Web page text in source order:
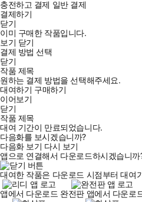
충전하고 결제 일반 결제
결제하기
닫기
이미 구매한 작품입니다.
보기 닫기
결제 방법 선택
닫기
작품 제목
원하는 결제 방법을 선택해주세요.
대여하기 구매하기
이어보기
닫기
작품 제목
대여 기간이 만료되었습니다.
다음화를 보시겠습니까?
다음화 보기 다시 보기
앱으로 연결해서 다운로드하시겠습니까
대여한 작품은 다운로드 시점부터 대여
앱에서 다운로드 완전판 앱에서 다운로